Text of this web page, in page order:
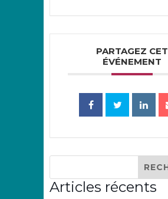
PARTAGEZ CET
ÉVÉNEMENT
Articles récents